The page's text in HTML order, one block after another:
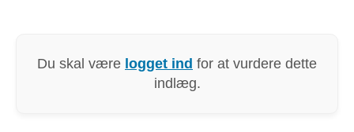
Du skal være logget ind for at vurdere dette
indlæg.